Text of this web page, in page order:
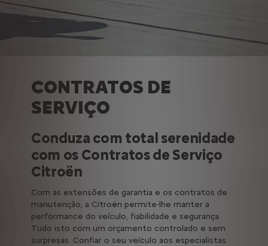
CONTRATOS DE
SERVIÇO
Conduza com total serenidade
com os Contratos de Serviço
Citroën
Com as extensões de garantia e os contratos de
manutenção, a Citroën permite-lhe manter a
performance do veículo, fiabilidade e segurança.
Tudo isto com um orçamento controlado e sem
surpresas. Confiar o seu veículo aos especialistas